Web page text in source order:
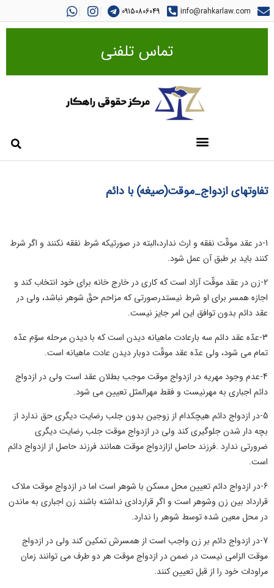
info@rahkarlaw.com
09150806049
تماس تلفنی
تفاوتهای ازدواج_موقت(صیغه) با دائم
1-در عقد موقّت نفقه و ارث ندارد،البته در صورتیکه شرط نفقه نکنند و اگر شرط
کنند باید بر طبق آن عمل شود.
2-زن در عقد موقّت آزاد است که کارى در خارج خانه براى خود انتخاب کند و
اجازه همسر براى او شرط نیستدرصورتی که مزاحم حقّ شوهر نباشد، ولى در
عقد دائم بدون توافق این امر جایز نیست.
3-عدّه عقد دائم سه بارعادت ماهیانه دیدن است که با دیدن مرحله سوّم عدّه
تمام مى شود، ولى عدّه عقد موقّت دوبار دیدن عادت ماهیانه است.
4-عدم وجود مهریه در ازدواج موقت موجب بطلان عقد است ولی در ازدواج
دائم اجباری به مهرنیست و فقط مهرالمثل تعیین می شود.
5-در ازدواج دائم هیچکدام از زوجین بدون جلب رضایت دیگری حق ندارد از
بچه دار شدن جلوگیری کند ولی در ازدواج موقت جلب رضایت دیگری
ضرورتی ندارد .فرزند حاصل ازازدواج موقت همانند فرزند حاصل از ازدواج دائم
است.
6-در ازدواج دائم تعیین محل مسکن با شوهر است اما در ازدواج موقت ملاک
قرارداد بین زن وشوهر است و اگر قراردادی نداشته باشند زن اجباری به ماندن
در محل معین شده توسط شوهر را ندارد.
7-در ازدواج دائم بر زن واجب است از همسرش تمکین کند ولی در ازدواج
موقت الزامی نیست در ضمن در ازدواج موقت هر دو طرف می توانند زمان
مراودات خود را از قبل تعیین کنند.